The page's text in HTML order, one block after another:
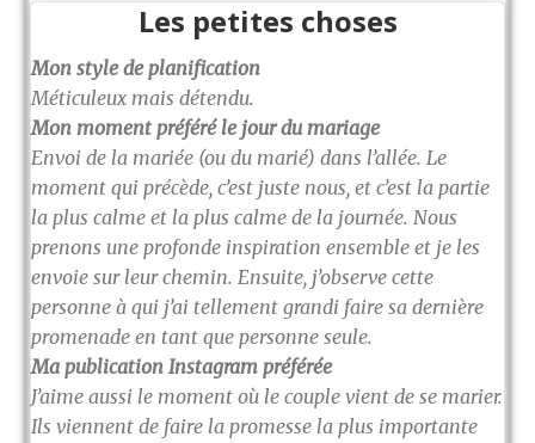
Les petites choses
Mon style de planification
Méticuleux mais détendu.
Mon moment préféré le jour du mariage
Envoi de la mariée (ou du marié) dans l’allée. Le
moment qui précède, c’est juste nous, et c’est la partie
la plus calme et la plus calme de la journée. Nous
prenons une profonde inspiration ensemble et je les
envoie sur leur chemin. Ensuite, j’observe cette
personne à qui j’ai tellement grandi faire sa dernière
promenade en tant que personne seule.
Ma publication Instagram préférée
J’aime aussi le moment où le couple vient de se marier.
Ils viennent de faire la promesse la plus importante